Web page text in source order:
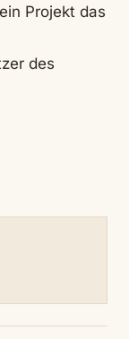
Projekt das
des